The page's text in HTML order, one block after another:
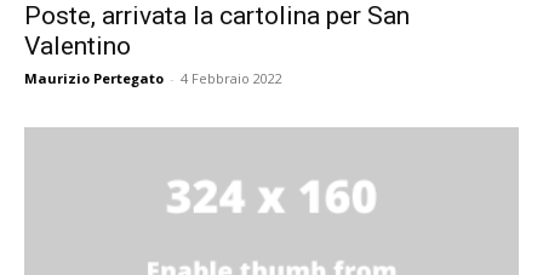
Poste, arrivata la cartolina per San
Valentino
Maurizio Pertegato - 4 Febbraio 2022